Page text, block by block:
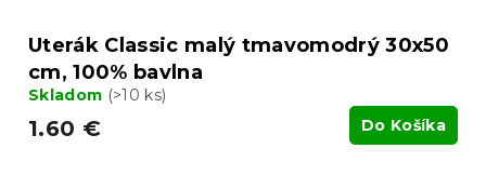
Uterák Classic malý tmavomodrý 30x50
cm, 100% bavlna
Skladom (>10 ks)
1.60 € Do Košíka